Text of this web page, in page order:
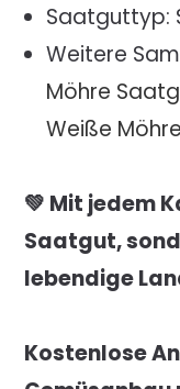
Saatguttyp:
Weitere
Möhre
Weiße
💚 Mit jedem
Saatgut,
lebendige
Kostenlose